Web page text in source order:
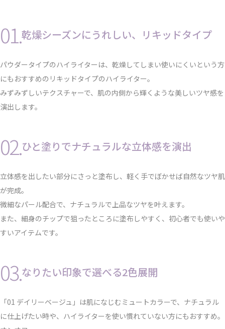
01.乾燥シーズンにうれしい、リキッドタイプ
パウダータイプのハイライターは、乾燥してしまい使いにくいという⽅
にもおすすめのリキッドタイプのハイライター。
みずみずしいテクスチャーで、肌の内側から輝くような美しいツヤ感を
演出します。
02.ひと塗りでナチュラルな⽴体感を演出
⽴体感を出したい部分にさっと塗布し、軽く⼿でぼかせば⾃然なツヤ肌
が完成。
微細なパール配合で、ナチュラルで上品なツヤを叶えます。
また、細⾝のチップで狙ったところに塗布しやすく、初⼼者でも使いや
すいアイテムです。
03.なりたい印象で選べる2⾊展開
「01 デイリーベージュ」は肌になじむミュートカラーで、ナチュラル
に仕上げたい時や、ハイライターを使い慣れていない⽅にもおすすめ。